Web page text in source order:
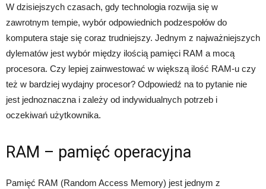
W dzisiejszych czasach, gdy technologia rozwija się w
zawrotnym tempie, wybór odpowiednich podzespołów do
komputera staje się coraz trudniejszy. Jednym z najważniejszych
dylematów jest wybór między ilością pamięci RAM a mocą
procesora. Czy lepiej zainwestować w większą ilość RAM-u czy
też w bardziej wydajny procesor? Odpowiedź na to pytanie nie
jest jednoznaczna i zależy od indywidualnych potrzeb i
oczekiwań użytkownika.
RAM – pamięć operacyjna
Pamięć RAM (Random Access Memory) jest jednym z